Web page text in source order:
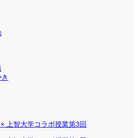
上智大学コラボ授業第3回